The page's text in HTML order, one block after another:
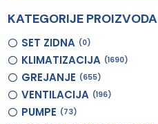
KATEGORIJE PROIZVODA
SET ZIDNA 0
KLIMATIZACIJA 1690
GREJANJE 655
VENTILACIJA 196
PUMPE 73